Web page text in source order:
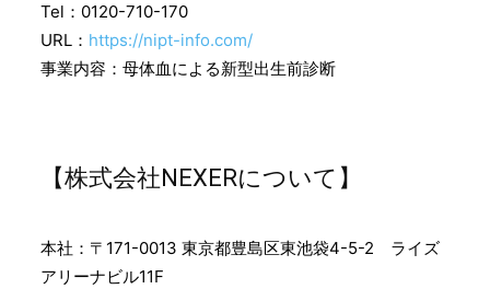
Tel：0120-710-170
URL： https://nipt-info.com/
事業内容：母体血による新型出生前診断
【株式会社NEXERについて】
本社：〒171-0013 東京都豊島区東池袋4-5-2 ライズ
アリーナビル11F